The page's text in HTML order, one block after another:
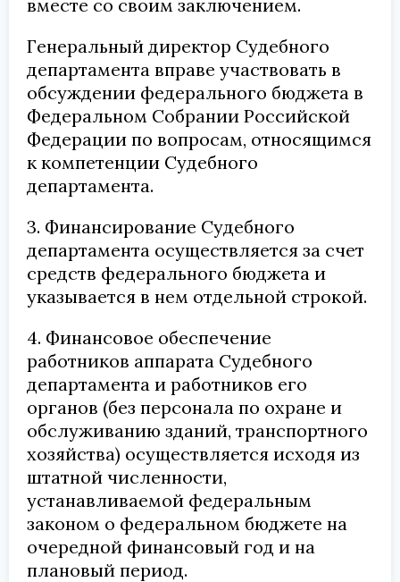
вместе со своим заключением.
Генеральный директор Судебного
департамента вправе участвовать в
обсуждении федерального бюджета в
Федеральном Собрании Российской
Федерации по вопросам, относящимся
к компетенции Судебного
департамента.
3. Финансирование Судебного
департамента осуществляется за счет
средств федерального бюджета и
указывается в нем отдельной строкой.
4. Финансовое обеспечение
работников аппарата Судебного
департамента и работников его
органов (без персонала по охране и
обслуживанию зданий, транспортного
хозяйства) осуществляется исходя из
штатной численности,
устанавливаемой федеральным
законом о федеральном бюджете на
очередной финансовый год и на
плановый период.